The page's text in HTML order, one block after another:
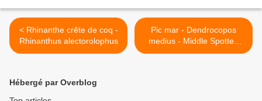
< Rhinanthe crête de coq -
Rhinanthus alectorolophus
Pic mar - Dendrocopos
medius - Middle Spotted
Woodpecker >
Hébergé par Overblog